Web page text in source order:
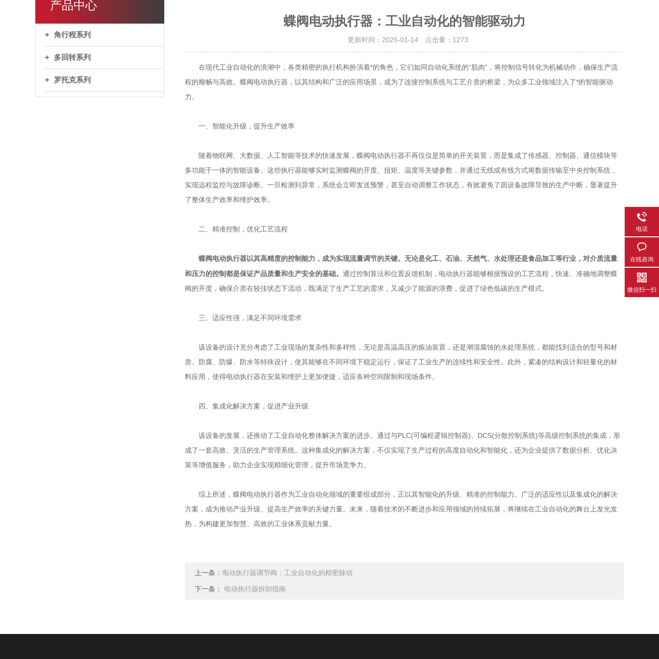
产品中心
角行程系列
多回转系列
罗托克系列
蝶阀电动执行器：工业自动化的智能驱动力
更新时间：2025-01-14 点击量： 1273
在现代工业自动化的浪潮中，各类精密的执行机构扮演着*的角色，它们如同自动化系统的“肌肉”，将控制信号转化为机械动作，确保生产流
程的顺畅与高效。蝶阀电动执行器，以其结构和广泛的应用场景，成为了连接控制系统与工艺介质的桥梁，为众多工业领域注入了*的智能驱动
力。
一、智能化升级，提升生产效率
随着物联网、大数据、人工智能等技术的快速发展，蝶阀电动执行器不再仅仅是简单的开关装置，而是集成了传感器、控制器、通信模块等
多功能于一体的智能设备。这些执行器能够实时监测蝶阀的开度、扭矩、温度等关键参数，并通过无线或有线方式将数据传输至中央控制系统，
实现远程监控与故障诊断。一旦检测到异常，系统会立即发送预警，甚至自动调整工作状态，有效避免了因设备故障导致的生产中断，显著提升
了整体生产效率和维护效率。
二、精准控制，优化工艺流程
蝶阀电动执行器 以其高精度的控制能力，成为实现流量调节的关键。无论是化工、石油、天然气、水处理还是食品加工等行业，对介质流量
和压力的控制都是保证产品质量和生产安全的基础。 通过控制算法和位置反馈机制，电动执行器能够根据预设的工艺流程，快速、准确地调整蝶
阀的开度，确保介质在较佳状态下流动，既满足了生产工艺的需求，又减少了能源的浪费，促进了绿色低碳的生产模式。
三、适应性强，满足不同环境需求
该设备的设计充分考虑了工业现场的复杂性和多样性，无论是高温高压的炼油装置，还是潮湿腐蚀的水处理系统，都能找到适合的型号和材
质。防腐、防爆、防水等特殊设计，使其能够在不同环境下稳定运行，保证了工业生产的连续性和安全性。此外，紧凑的结构设计和轻量化的材
料应用，使得电动执行器在安装和维护上更加便捷，适应各种空间限制和现场条件。
四、集成化解决方案，促进产业升级
该设备的发展，还推动了工业自动化整体解决方案的进步。通过与PLC(可编程逻辑控制器)、DCS(分散控制系统)等高级控制系统的集成，形
成了一套高效、灵活的生产管理系统。这种集成化的解决方案，不仅实现了生产过程的高度自动化和智能化，还为企业提供了数据分析、优化决
策等增值服务，助力企业实现精细化管理，提升市场竞争力。
综上所述，蝶阀电动执行器作为工业自动化领域的重要组成部分，正以其智能化的升级、精准的控制能力、广泛的适应性以及集成化的解决
方案，成为推动产业升级、提高生产效率的关键力量。未来，随着技术的不断进步和应用领域的持续拓展，将继续在工业自动化的舞台上发光发
热，为构建更加智慧、高效的工业体系贡献力量。
上一条： 电动执行器调节阀：工业自动化的精密脉动
下一条： 电动执行器拆卸指南
电话
在线咨询
微信扫一扫